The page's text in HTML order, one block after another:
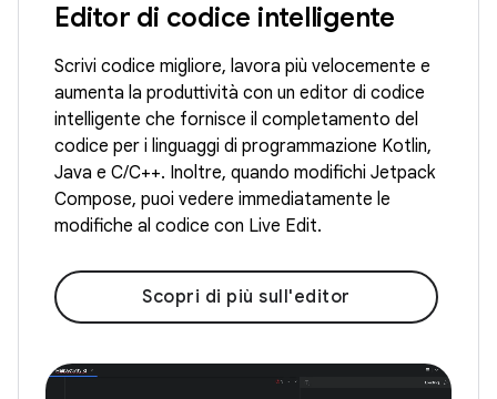
Editor di codice intelligente
Scrivi codice migliore, lavora più velocemente e
aumenta la produttività con un editor di codice
intelligente che fornisce il completamento del
codice per i linguaggi di programmazione Kotlin,
Java e C/C++. Inoltre, quando modifichi Jetpack
Compose, puoi vedere immediatamente le
modifiche al codice con Live Edit.
Scopri di più sull'editor